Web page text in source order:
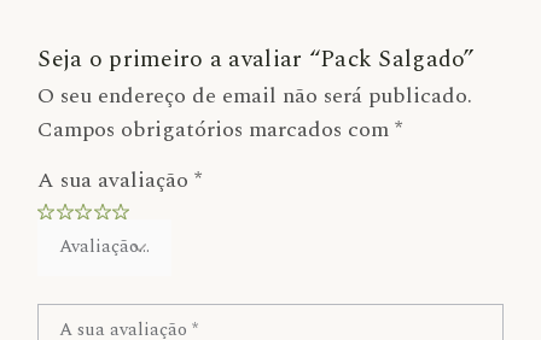
Seja o primeiro a avaliar “Pack Salgado”
O seu endereço de email não será publicado.
Campos obrigatórios marcados com*
A sua avaliação*